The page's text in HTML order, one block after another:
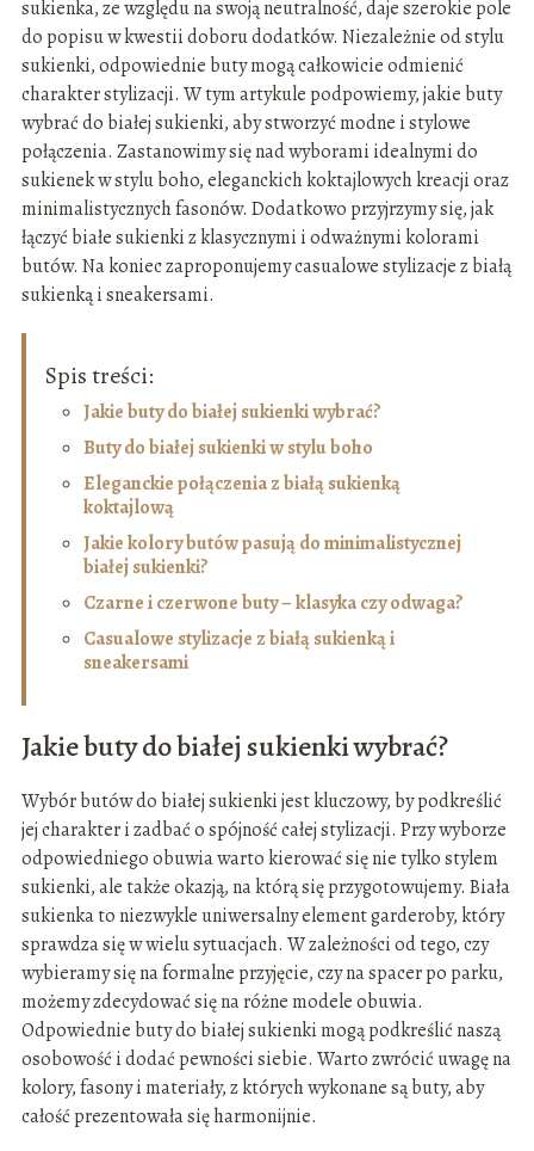
sukienka, ze względu na swoją neutralność, daje szerokie pole
do popisu w kwestii doboru dodatków. Niezależnie od stylu
sukienki, odpowiednie buty mogą całkowicie odmienić
charakter stylizacji. W tym artykule podpowiemy, jakie buty
wybrać do białej sukienki, aby stworzyć modne i stylowe
połączenia. Zastanowimy się nad wyborami idealnymi do
sukienek w stylu boho, eleganckich koktajlowych kreacji oraz
minimalistycznych fasonów. Dodatkowo przyjrzymy się, jak
łączyć białe sukienki z klasycznymi i odważnymi kolorami
butów. Na koniec zaproponujemy casualowe stylizacje z białą
sukienką i sneakersami.
Spis treści:
Jakie buty do białej sukienki wybrać?
Buty do białej sukienki w stylu boho
Eleganckie połączenia z białą sukienką
koktajlową
Jakie kolory butów pasują do minimalistycznej
białej sukienki?
Czarne i czerwone buty – klasyka czy odwaga?
Casualowe stylizacje z białą sukienką i
sneakersami
Jakie buty do białej sukienki wybrać?
Wybór butów do białej sukienki jest kluczowy, by podkreślić
jej charakter i zadbać o spójność całej stylizacji. Przy wyborze
odpowiedniego obuwia warto kierować się nie tylko stylem
sukienki, ale także okazją, na którą się przygotowujemy. Biała
sukienka to niezwykle uniwersalny element garderoby, który
sprawdza się w wielu sytuacjach. W zależności od tego, czy
wybieramy się na formalne przyjęcie, czy na spacer po parku,
możemy zdecydować się na różne modele obuwia.
Odpowiednie buty do białej sukienki mogą podkreślić naszą
osobowość i dodać pewności siebie. Warto zwrócić uwagę na
kolory, fasony i materiały, z których wykonane są buty, aby
całość prezentowała się harmonijnie.